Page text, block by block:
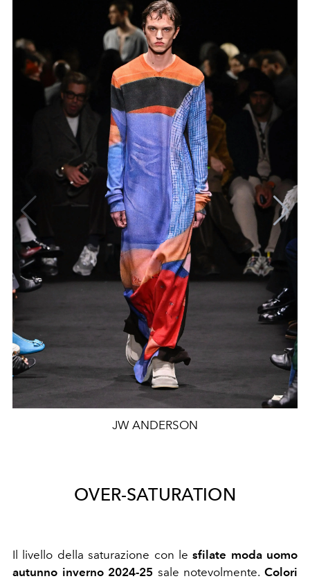
JW ANDERSON
OVER-SATURATION
Il livello della saturazione con lesfilate moda uomo
autunno inverno 2024-25 sale notevolmente.Colori